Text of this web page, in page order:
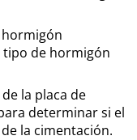
hormigón
tipo de hormigón
la placa de
determinar si el
la cimentación.